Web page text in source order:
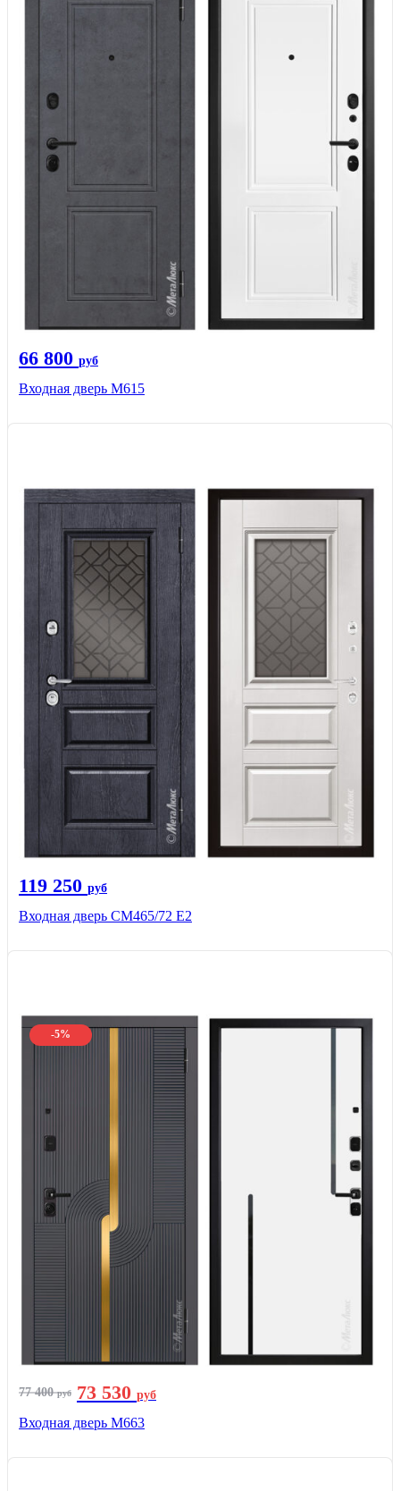
66 800 руб
Входная дверь М615
119 250 руб
Входная дверь СМ465/72 Е2
-5%
77 400руб 73 530 руб
Входная дверь М663